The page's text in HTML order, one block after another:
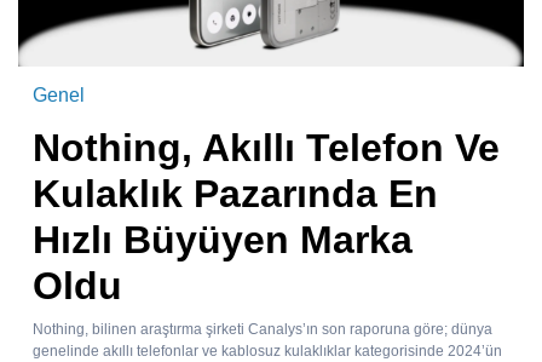
Genel
Nothing, Akıllı Telefon Ve
Kulaklık Pazarında En
Hızlı Büyüyen Marka
Oldu
Nothing, bilinen araştırma şirketi Canalys’ın son raporuna göre; dünya
genelinde akıllı telefonlar ve kablosuz kulaklıklar kategorisinde 2024’ün